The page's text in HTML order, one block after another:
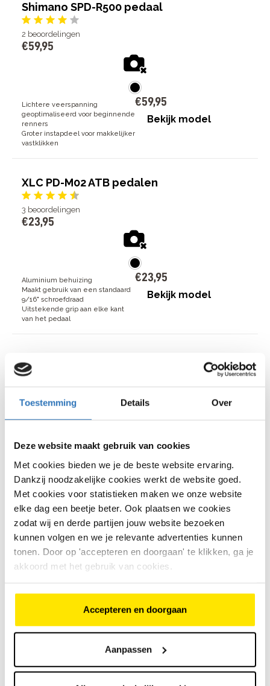
Toestemming Details Over
Deze website maakt gebruik van cookies
Met cookies bieden we je de beste website ervaring.
Dankzij noodzakelijke cookies werkt de website goed.
Met cookies voor statistieken maken we onze website
elke dag een beetje beter. Ook plaatsen we cookies
zodat wij en derde partijen jouw website bezoeken
kunnen volgen en we je relevante advertenties kunnen
tonen. Door op 'accepteren en doorgaan' te klikken, ga je
akkoord met het gebruik van cookies.
Accepteren en doorgaan
Aanpassen
Shimano SPD-R500 pedaal
2 beoordelingen
€59,95
Lichtere veerspanning
geoptimaliseerd voor beginnende
renners
Groter instapdeel voor makkelijker
vastklikken
€59,95
Bekijk model
XLC PD-M02 ATB pedalen
3 beoordelingen
€23,95
Aluminium behuizing
Maakt gebruik van een standaard
9/16" schroefdraad
Uitstekende grip aan elke kant
van het pedaal
€23,95
Bekijk model
€74
Verbeterde grip aan de platte
Extra geschikt voor
mountainbikes, gravelbikes en
Bekijk model
XLC PD-C07 stad/comfort pedalen
5 beoordelingen
€22,95
Aluminium behuizing
CroMo as